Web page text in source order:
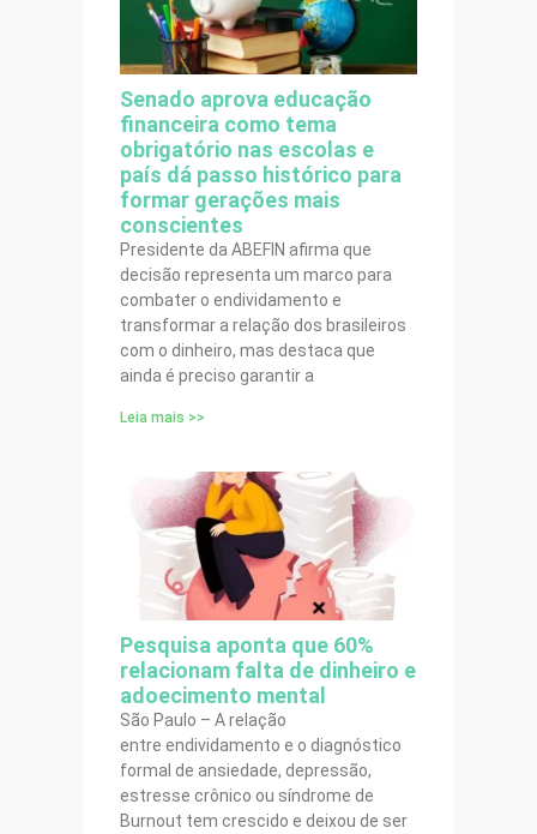
Senado aprova educação
financeira como tema
obrigatório nas escolas e
país dá passo histórico para
formar gerações mais
conscientes
Presidente da ABEFIN afirma que
decisão representa um marco para
combater o endividamento e
transformar a relação dos brasileiros
com o dinheiro, mas destaca que
ainda é preciso garantir a
Leia mais >>
Pesquisa aponta que 60%
relacionam falta de dinheiro e
adoecimento mental
São Paulo – A relação
entre endividamento e o diagnóstico
formal de ansiedade, depressão,
estresse crônico ou síndrome de
Burnout tem crescido e deixou de ser